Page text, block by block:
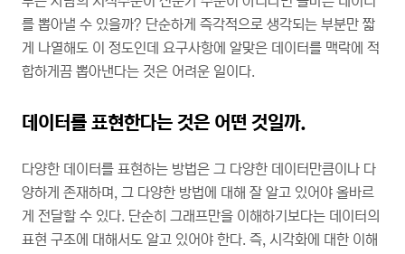
를 뽑아낼 수 있을까? 단순하게 즉각적으로 생각되는 부분만 짧
게 나열해도 이 정도인데 요구사항에 알맞은 데이터를 맥락에 적
합하게끔 뽑아낸다는 것은 어려운 일이다.
데이터를 표현한다는 것은 어떤 것일까.
다양한 데이터를 표현하는 방법은 그 다양한 데이터만큼이나 다
양하게 존재하며, 그 다양한 방법에 대해 잘 알고 있어야 올바르
게 전달할 수 있다. 단순히 그래프만을 이해하기보다는 데이터의
표현 구조에 대해서도 알고 있어야 한다. 즉, 시각화에 대한 이해